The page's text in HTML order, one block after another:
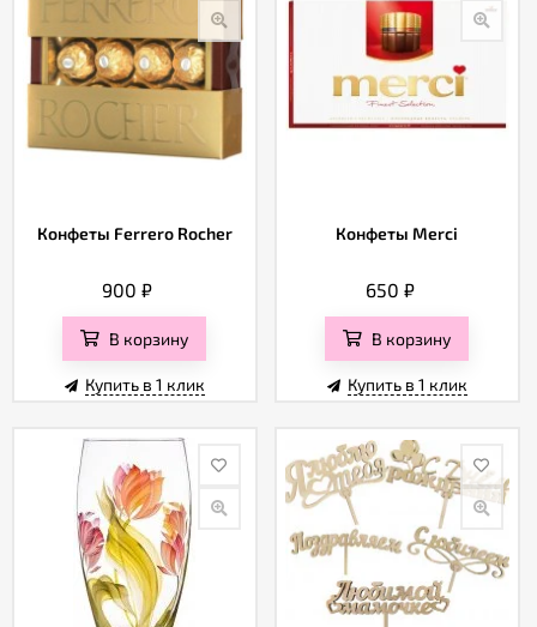
Конфеты Ferrero Rocher
900₽
В корзину
Купить в 1 клик
Конфеты Merci
650 ₽
В корзину
Купить в 1 клик